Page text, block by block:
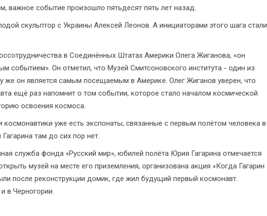
важное событие произошло пятьдесят пять лет назад.
скульптор с Украины Алексей Леонов. А инициаторами этого шага стали
в Соединённых Штатах Америки Олега Жиганова, «он
событием». Он отметил, что Музей Смитсоновского института - один из
же он является самым посещаемым в Америке. Олег Жиганов уверен, что
ещё раз напомнит о том событии, которое стало началом космической
освоения космоса.
космонавтики уже есть экспонаты, связанные с первым полётом человека в
там до сих пор нет.
служба фонда «Русский мир», юбилей полёта Юрия Гагарина отмечается
музей на месте его приземления, организована акция «Когда Гагарин
после реконструкции домик, где жил будущий первый космонавт.
в Черногории.